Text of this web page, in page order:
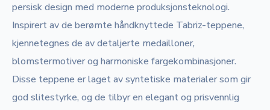
persisk design med moderne produksjonsteknologi.
Inspirert av de berømte håndknyttede Tabriz-teppene,
kjennetegnes de av detaljerte medailloner,
blomstermotiver og harmoniske fargekombinasjoner.
Disse teppene er laget av syntetiske materialer som gir
god slitestyrke, og de tilbyr en elegant og prisvennlig